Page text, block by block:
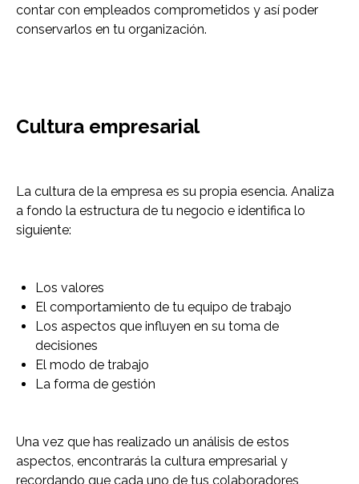
contar con empleados comprometidos y así poder
conservarlos en tu organización.
Cultura empresarial
La cultura de la empresa es su propia esencia. Analiza
a fondo la estructura de tu negocio e identifica lo
siguiente:
Los valores
El comportamiento de tu equipo de trabajo
Los aspectos que influyen en su toma de
decisiones
El modo de trabajo
La forma de gestión
Una vez que has realizado un análisis de estos
aspectos, encontrarás la cultura empresarial y
recordando que cada uno de tus colaboradores,